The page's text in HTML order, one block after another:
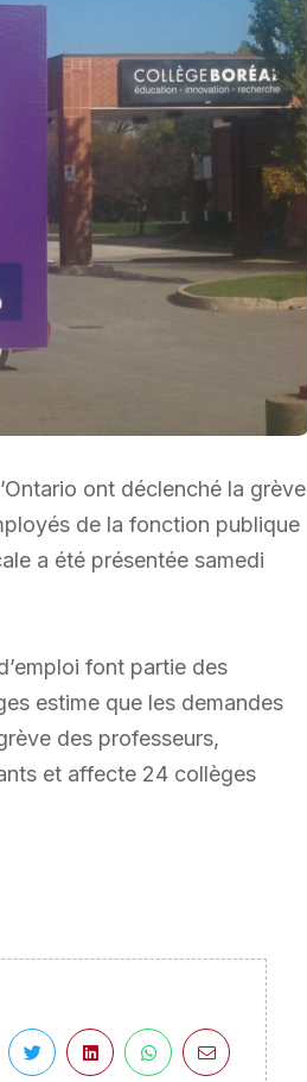
ont déclenché la grève
de la fonction publique
a été présentée samedi
font partie des
estime que les demandes
des professeurs,
et affecte 24 collèges